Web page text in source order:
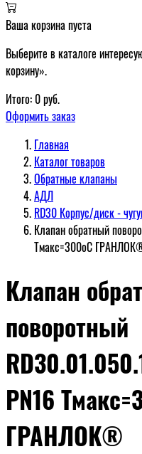
Ваша корзина пуста
Выберите в каталоге
корзину».
Итого: 0руб.
Оформить заказ
Главная
Каталог товаров
Обратные клапаны
АДЛ
RD30 Корпус/диск -
Клапан обратный
Tмакс=300оС
Клапан
поворотный
PN16
ГРАНЛОК®